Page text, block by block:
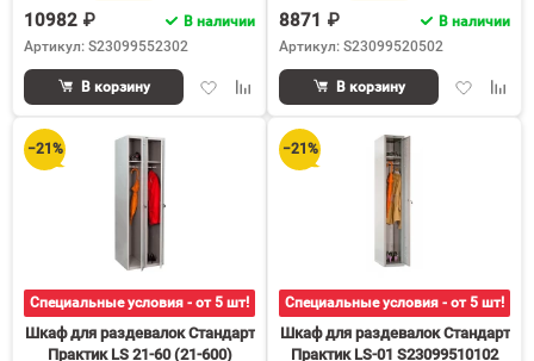
10982 ₽
В наличии
Артикул: S23099552302
ДобавитьДобавить
сравнению
В корзину
8871 ₽
В наличии
Артикул: S23099520502
Добавить
В корзину
−21%
Специальные условия - от 5 шт!
Шкаф для раздевалок Стандарт
Практик LS 21-60 (21-600)
−21%
Специальные условия - от 5 шт!
Шкаф для раздевалок Стандарт
Практик LS-01 S23099510102